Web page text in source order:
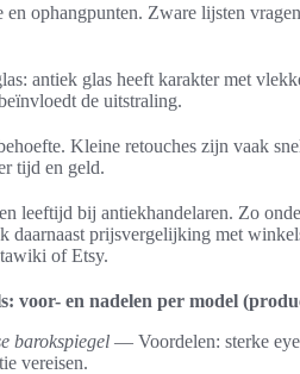
en ophangpunten. Zware lijsten
antiek glas heeft karakter met
de uitstraling.
Kleine retouches zijn vaak
tijd en geld.
leeftijd bij antiekhandelaren. Zo
daarnaast prijsvergelijking met
of Etsy.
voor- en nadelen per model
barokspiegel — Voordelen: sterke
vereisen.